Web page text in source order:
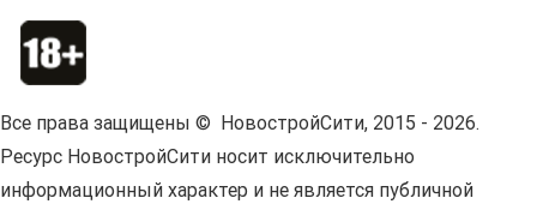
Все права защищены © НовостройСити, 2015 - 2026.
Ресурс НовостройСити носит исключительно
информационный характер и не является публичной